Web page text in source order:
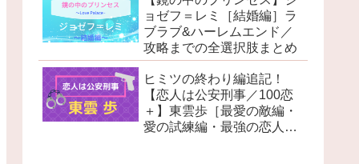
ョゼフ＝レミ［結婚編］ラ
ブラブ&ハーレムエンド／
攻略までの全選択肢まとめ
ヒミツの終わり編追記！
【恋人は公安刑事／100恋
＋】東雲歩［最愛の敵編・
愛の試練編・最強の恋人